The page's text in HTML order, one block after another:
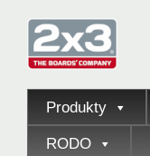
Produkty
RODO